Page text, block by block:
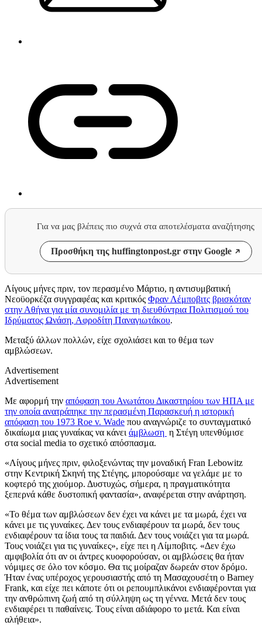
Για να μας βλέπεις πιο συχνά στα αποτελέσματα αναζήτησης
Προσθήκη της huffingtonpost.gr στην Google
Λίγους μήνες πριν, τον περασμένο Μάρτιο, η αντισυμβατική
Νεοϋορκέζα συγγραφέας και κριτικός Φραν Λέμποβιτς βρισκόταν
στην Αθήνα για μία συνομιλία με τη διευθύντρια Πολιτισμού του
Ιδρύματος Ωνάση, Αφροδίτη Παναγιωτάκου.
Μεταξύ άλλων πολλών, είχε σχολιάσει και το θέμα των
αμβλώσεων.
Advertisement
Advertisement
Με αφορμή την απόφαση του Ανωτάτου Δικαστηρίου των ΗΠΑ με
την οποία ανατράπηκε την περασμένη Παρασκευή η ιστορική
απόφαση του 1973 Roe v. Wade που αναγνώριζε το συνταγματικό
δικαίωμα μιας γυναίκας να κάνει άμβλωση η Στέγη υπενθύμισε
στα social media το σχετικό απόσπασμα.
«Λίγους μήνες πριν, φιλοξενώντας την μοναδική Fran Lebowitz
στην Κεντρική Σκηνή της Στέγης, μπορούσαμε να γελάμε με το
κοφτερό της χιούμορ. Δυστυχώς, σήμερα, η πραγματικότητα
ξεπερνά κάθε δυστοπική φαντασία», αναφέρεται στην ανάρτηση.
«Το θέμα των αμβλώσεων δεν έχει να κάνει με τα μωρά, έχει να
κάνει με τις γυναίκες. Δεν τους ενδιαφέρουν τα μωρά, δεν τους
ενδιαφέρουν τα ίδια τους τα παιδιά. Δεν τους νοιάζει για τα μωρά.
Τους νοιάζει για τις γυναίκες», είχε πει η Λίμποβιτς. «Δεν έχω
αμφιβολία ότι αν οι άντρες κυοφορούσαν, οι αμβλώσεις θα ήταν
νόμιμες σε όλο τον κόσμο. Θα τις μοίραζαν δωρεάν στον δρόμο.
Ήταν ένας υπέροχος γερουσιαστής από τη Μασαχουσέτη ο Barney
Frank, και είχε πει κάποτε ότι οι ρεπουμπλικάνοι ενδιαφέρονται για
την ανθρώπινη ζωή από τη σύλληψη ως τη γέννα. Μετά δεν τους
ενδιαφέρει τι παθαίνεις. Τους είναι αδιάφορο το μετά. Και είναι
αλήθεια».